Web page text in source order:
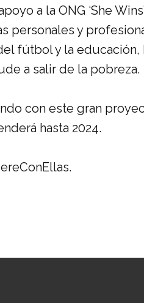
a la ONG ‘She
personales y
fútbol y la
a salir de la pobreza.
con este gran
hasta 2024.